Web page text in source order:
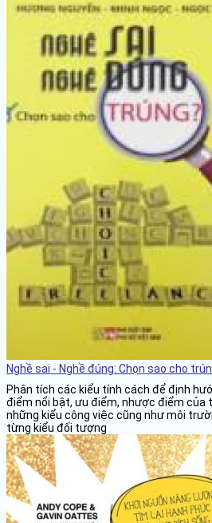
Nghề sai - Nghề đúng: Chọn sao cho
Phân tích các kiểu tính cách để định
điểm nổi bật, ưu điểm, nhược điểm của
những kiểu công việc cũng như môi
từng kiểu đối tượng